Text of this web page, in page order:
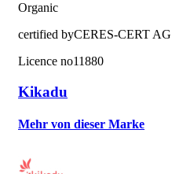
Organic
certified byCERES-CERT AG
Licence no11880
Kikadu
Mehr von dieser Marke